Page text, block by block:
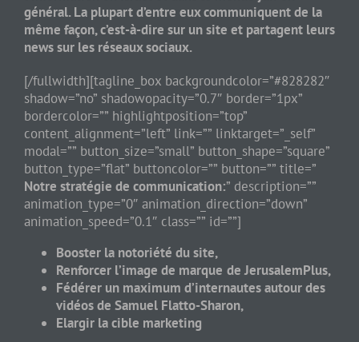
général. La plupart d’entre eux communiquent de la
même façon, c’est-à-dire sur un site et partagent leurs
news sur les réseaux sociaux.
[/fullwidth][tagline_box backgroundcolor=”#828282″
shadow=”no” shadowopacity=”0.7″ border=”1px”
bordercolor=”” highlightposition=”top”
content_alignment=”left” link=”” linktarget=”_self”
modal=”” button_size=”small” button_shape=”square”
button_type=”flat” buttoncolor=”” button=”” title=”
Notre stratégie de communication:” description=””
animation_type=”0″ animation_direction=”down”
animation_speed=”0.1″ class=”” id=””]
Booster la notoriété du site,
Renforcer l’image de marque de JerusalemPlus,
Fédérer un maximum d’internautes autour des
vidéos de Samuel Flatto-Sharon,
Elargir la cible marketing